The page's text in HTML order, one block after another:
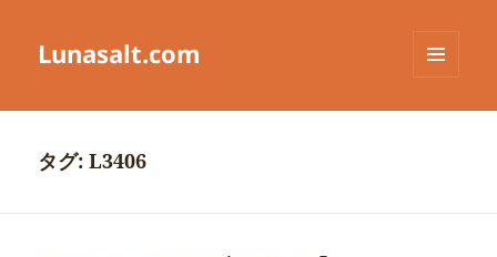
Lunasalt.com
ーとウ
タグ:L3406